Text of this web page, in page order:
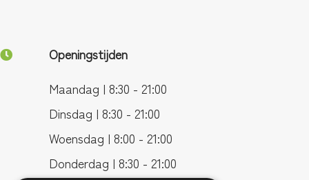
Openingstijden
Maandag | 8:30 - 21:00
Dinsdag | 8:30 - 21:00
Woensdag | 8:00 - 21:00
Donderdag | 8:30 - 21:00